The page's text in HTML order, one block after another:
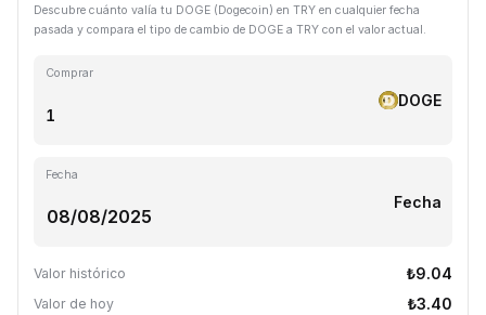
Descubre cuánto valía tu DOGE (Dogecoin) en TRY en cualquier fecha
pasada y compara el tipo de cambio de DOGE a TRY con el valor actual.
Comprar
DOGE
Fecha
Fecha
Valor histórico ₺9.04
Valor de hoy ₺3.40